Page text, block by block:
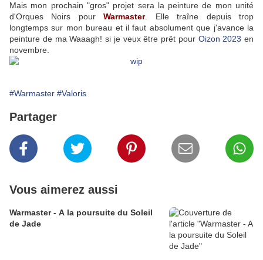
Mais mon prochain "gros" projet sera la peinture de mon unité
d'Orques Noirs pourWarmaster. Elle traîne depuis trop
longtemps sur mon bureau et il faut absolument que j'avance la
peinture de ma Waaagh! si je veux être prêt pour Oizon 2023 en
novembre.
#Warmaster #Valoris
Partager
Vous aimerez aussi
Warmaster - A la poursuite du Soleil
de Jade